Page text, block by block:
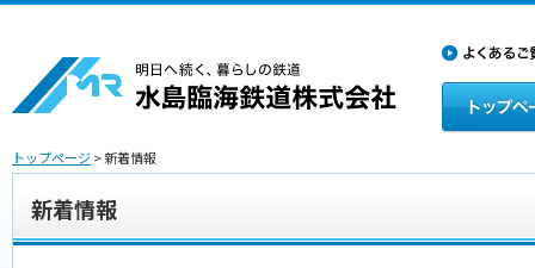
トップページ> 新着情報
新着情報